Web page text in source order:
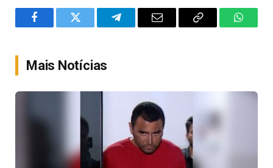
FacebookTwitter TelegramEmail
Copy
Mais Notícias